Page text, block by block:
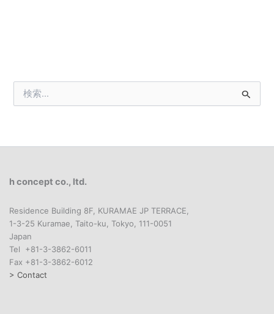
索
h concept co., ltd.
Residence Building 8F, KURAMAE JP TERRACE,
1-3-25 Kuramae, Taito-ku, Tokyo, 111-0051
Japan
Tel +81-3-3862-6011
Fax +81-3-3862-6012
> Contact